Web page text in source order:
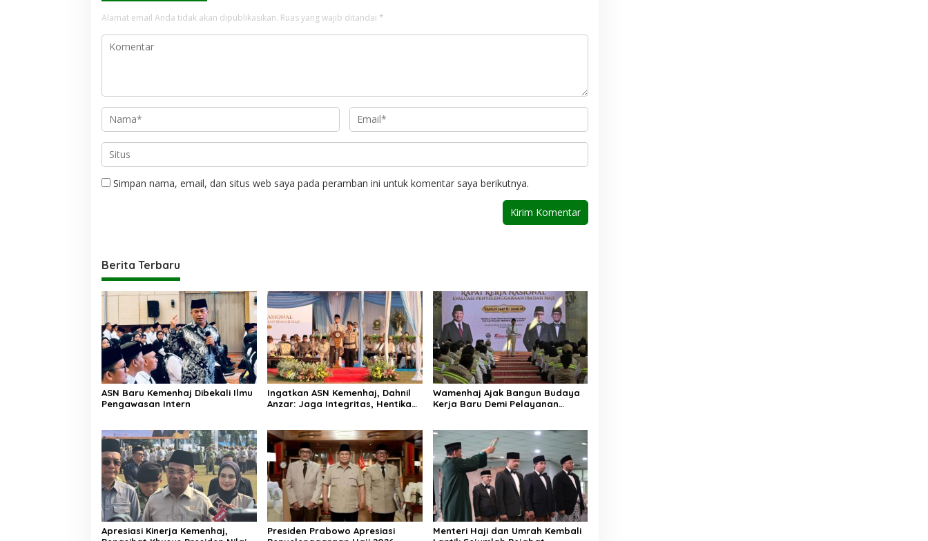
Alamat email Anda tidak akan dipublikasikan. Ruas yang wajib ditandai *
Simpan nama, email, dan situs web saya pada peramban ini untuk komentar saya berikutnya.
Berita Terbaru
ASN Baru Kemenhaj Dibekali Ilmu
Pengawasan Intern
Ingatkan ASN Kemenhaj, Dahnil
Anzar: Jaga Integritas, Hentikan
Wamenhaj Ajak Bangun Budaya
Kerja Baru Demi Pelayanan
Apresiasi Kinerja Kemenhaj,
Presiden Prabowo Apresiasi
Menteri Haji dan Umrah Kembali